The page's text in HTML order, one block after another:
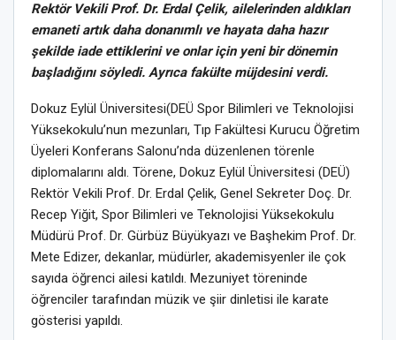
Rektör Vekili Prof. Dr. Erdal Çelik, ailelerinden aldıkları
emaneti artık daha donanımlı ve hayata daha hazır
şekilde iade ettiklerini ve onlar için yeni bir dönemin
başladığını söyledi. Ayrıca fakülte müjdesini verdi.
Dokuz Eylül Üniversitesi(DEÜ Spor Bilimleri ve Teknolojisi
Yüksekokulu’nun mezunları, Tıp Fakültesi Kurucu Öğretim
Üyeleri Konferans Salonu’nda düzenlenen törenle
diplomalarını aldı. Törene, Dokuz Eylül Üniversitesi (DEÜ)
Rektör Vekili Prof. Dr. Erdal Çelik, Genel Sekreter Doç. Dr.
Recep Yiğit, Spor Bilimleri ve Teknolojisi Yüksekokulu
Müdürü Prof. Dr. Gürbüz Büyükyazı ve Başhekim Prof. Dr.
Mete Edizer, dekanlar, müdürler, akademisyenler ile çok
sayıda öğrenci ailesi katıldı. Mezuniyet töreninde
öğrenciler tarafından müzik ve şiir dinletisi ile karate
gösterisi yapıldı.